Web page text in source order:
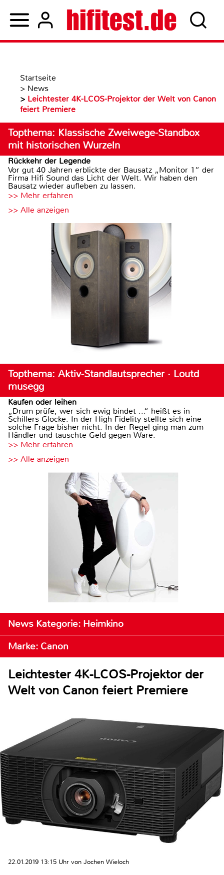
Startseite
> News
> Leichtester 4K-LCOS-Projektor der Welt von Canon
feiert Premiere
Topthema: Klassische Zweiwege-Standbox
mit historischen Wurzeln
Rückkehr der Legende
Vor gut 40 Jahren erblickte der Bausatz „Monitor 1“ der
Firma Hifi Sound das Licht der Welt. Wir haben den
Bausatz wieder aufleben zu lassen.
>> Mehr erfahren
>> Alle anzeigen
Topthema: Aktiv-Standlautsprecher · Loutd
musegg
Kaufen oder leihen
„Drum prüfe, wer sich ewig bindet ...“ heißt es in
Schillers Glocke. In der High Fidelity stellte sich eine
solche Frage bisher nicht. In der Regel ging man zum
Händler und tauschte Geld gegen Ware.
>> Mehr erfahren
>> Alle anzeigen
News Kategorie: Heimkino
Marke: Canon
Leichtester 4K-LCOS-Projektor der
Welt von Canon feiert Premiere
22.01.2019 13:15 Uhr von Jochen Wieloch